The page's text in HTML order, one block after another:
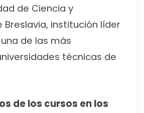
de Ciencia y
Breslavia, institución líder
de las más
técnicas de
de los cursos en los